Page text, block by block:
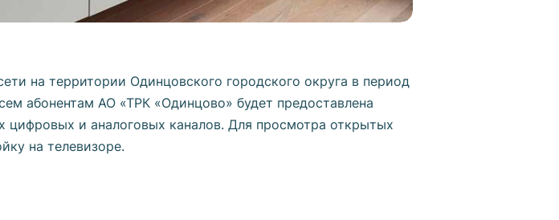
на территории Одинцовского городского округа в период
абонентам АО «ТРК «Одинцово» будет предоставлена
цифровых и аналоговых каналов. Для просмотра открытых
на телевизоре.